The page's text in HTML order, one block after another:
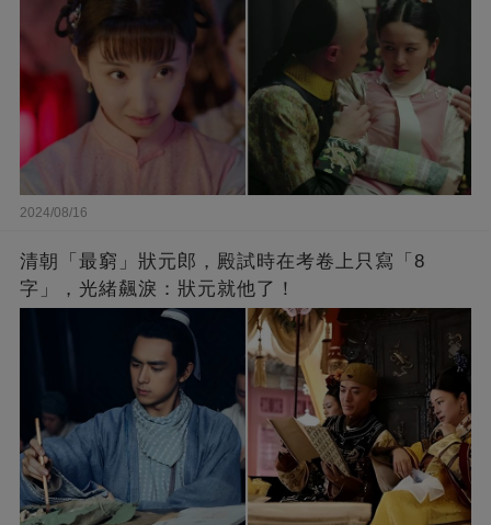
2024/08/16
清朝「最窮」狀元郎，殿試時在考卷上只寫「8
字」，光緒飆淚：狀元就他了！